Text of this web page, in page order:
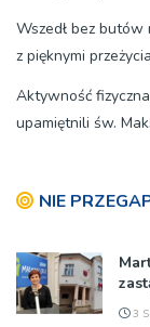
Wszedł bez butów
z pięknymi
Aktywność
upamiętnili św.
NIE
3